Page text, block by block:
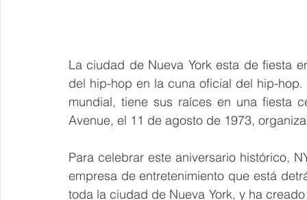
La ciudad de Nueva York esta de fiesta
del hip-hop en la cuna oficial del hip-
mundial, tiene sus raíces en una fiesta
Avenue, el 11 de agosto de 1973,
Para celebrar este aniversario histórico,
empresa de entretenimiento que está
toda la ciudad de Nueva York, y ha